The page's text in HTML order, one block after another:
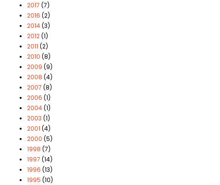
2017 (7)
2016 (2)
2014(3)
2012(1)
2011 (2)
2010 (8)
2009 (9)
2008 (4)
2007 (8)
2006 (1)
2004(1)
2003 (1)
2001 (4)
2000 (5)
1998 (7)
1997 (14)
1996 (13)
1995 (10)